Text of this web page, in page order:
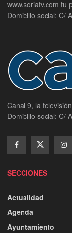
www.soriatv.com tu
Domicilio social: C/
Canal 9, la
Domicilio social: C/
SECCIONES
Actualidad
Agenda
Ayuntamiento